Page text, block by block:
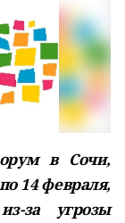
в Сочи,
14 февраля,
за угрозы